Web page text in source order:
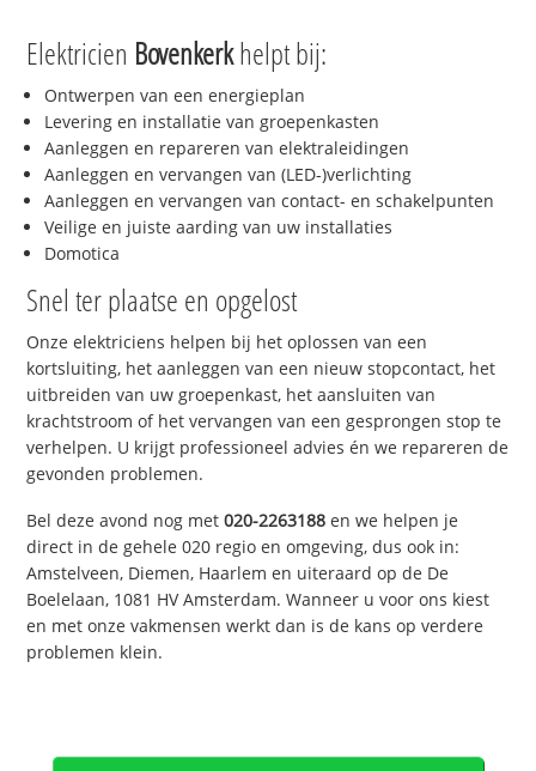
Elektricien Bovenkerkhelpt bij:
Ontwerpen van een energieplan
Levering en installatie van groepenkasten
Aanleggen en repareren van elektraleidingen
Aanleggen en vervangen van (LED-)verlichting
Aanleggen en vervangen van contact- en schakelpunten
Veilige en juiste aarding van uw installaties
Domotica
Snel ter plaatse en opgelost
Onze elektriciens helpen bij het oplossen van een
kortsluiting, het aanleggen van een nieuw stopcontact, het
uitbreiden van uw groepenkast, het aansluiten van
krachtstroom of het vervangen van een gesprongen stop te
verhelpen. U krijgt professioneel advies én we repareren de
gevonden problemen.
Bel deze avond nog met020-2263188 en we helpen je
direct in de gehele 020 regio en omgeving, dus ook in:
Amstelveen, Diemen, Haarlem en uiteraard op de De
Boelelaan, 1081 HV Amsterdam. Wanneer u voor ons kiest
en met onze vakmensen werkt dan is de kans op verdere
problemen klein.